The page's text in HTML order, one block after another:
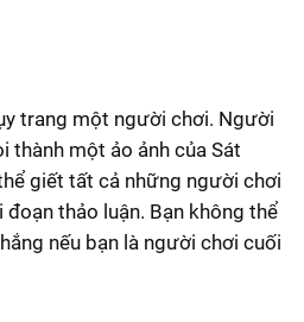
trang một người chơi. Người
thành một ảo ảnh của Sát
giết tất cả những người chơi
thảo luận. Bạn không thể
nếu bạn là người chơi cuối